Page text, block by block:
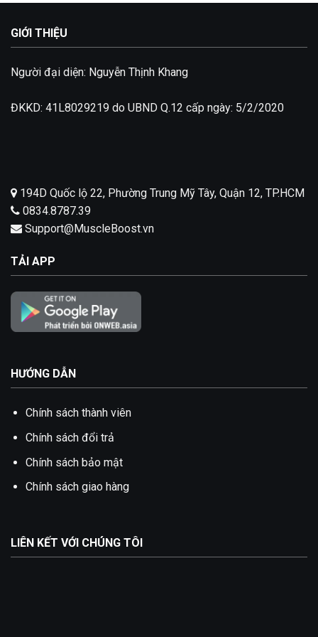
GIỚI THIỆU
Người đại diện: Nguyễn Thịnh Khang
ĐKKD: 41L8029219 do UBND Q.12 cấp ngày: 5/2/2020
194D Quốc lộ 22, Phường Trung Mỹ Tây, Quận 12, TP.HCM
0834.8787.39
Support@MuscleBoost.vn
TẢI APP
HƯỚNG DẪN
Chính sách thành viên
Chính sách đổi trả
Chính sách bảo mật
Chính sách giao hàng
LIÊN KẾT VỚI CHÚNG TÔI